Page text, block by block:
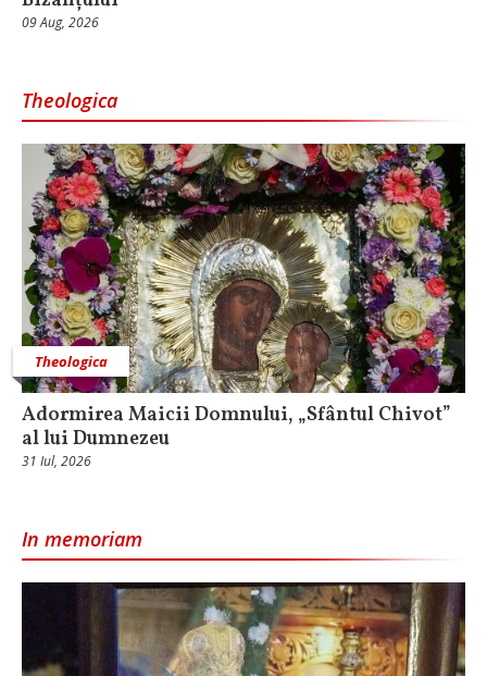
09 Aug, 2026
Theologica
Theologica
Adormirea Maicii Domnului, „Sfântul Chivot”
al lui Dumnezeu
31 Iul, 2026
In memoriam